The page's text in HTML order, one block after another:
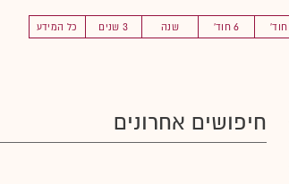
6 חוד' שנה 3 שנים כל המידע
חיפושים אחרונים